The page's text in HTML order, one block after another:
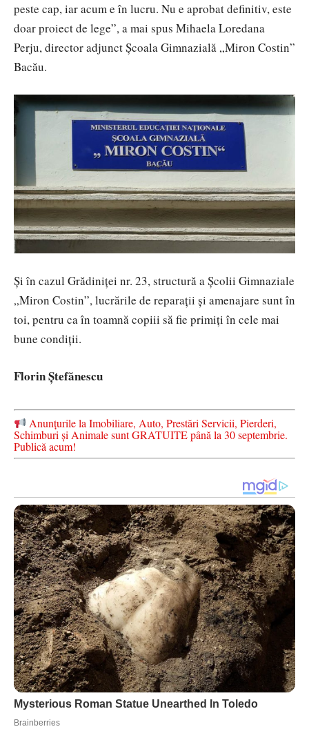
peste cap, iar acum e în lucru. Nu e aprobat definitiv, este
doar proiect de lege”, a mai spus Mihaela Loredana
Perju, director adjunct Școala Gimnazială „Miron Costin”
Bacău.
Și în cazul Grădiniței nr. 23, structură a Școlii Gimnaziale
„Miron Costin”, lucrările de reparații și amenajare sunt în
toi, pentru ca în toamnă copiii să fie primiți în cele mai
bune condiții.
Florin Ștefănescu
Anunțurile la Imobiliare, Auto, Prestări Servicii, Pierderi,
Schimburi și Animale sunt GRATUITE până la 30 septembrie.
Publică acum!